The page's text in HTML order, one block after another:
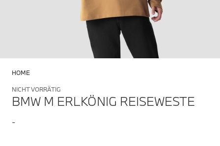
HOME
NICHT VORRÄTIG
BMW M ERLKÖNIG REISEWESTE
-